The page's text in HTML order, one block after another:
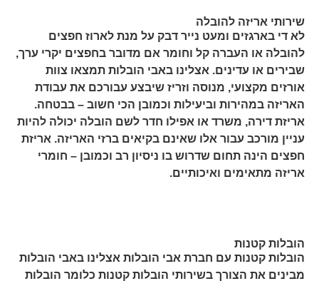
שירותי אריזה להובלה
לא די בארגזים ומעט נייר דבק על מנת לארוז חפצים
להובלה או העברה קל וחומר אם מדובר בחפצים יקרי ערך,
שבירים או עדינים. אצלינו באבי הובלות תמצאו צוות
אורזים מקצועי, מנוסה וזריז שיבצע עבורכם את עבודת
האריזה במהירות וביעילות וכמובן הכי חשוב – בבטחה.
אריזת דירה, משרד או אפילו חדר לשם הובלה יכולה להיות
עניין מורכב עבור אלו שאינם בקיאים ברזי האריזה. אריזת
חפצים הינה תחום שדרוש בו ניסיון רב וכמובן – חומרי
אריזה מתאימים ואיכותיים.
הובלות קטנות
הובלות קטנות עם חברת אבי הובלות אצלינו באבי הובלות
מבינים את הצורך בשירותי הובלות קטנות כלומר הובלות